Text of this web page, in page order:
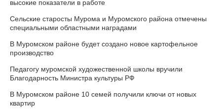
высокие показатели в работе
Сельские старосты Мурома и Муромского района отмечены
специальными областными наградами
В Муромском районе будет создано новое картофельное
производство
Педагогу муромской художественной школы вручили
Благодарность Министра культуры РФ
В Муромском районе 10 семей получили ключи от новых
квартир